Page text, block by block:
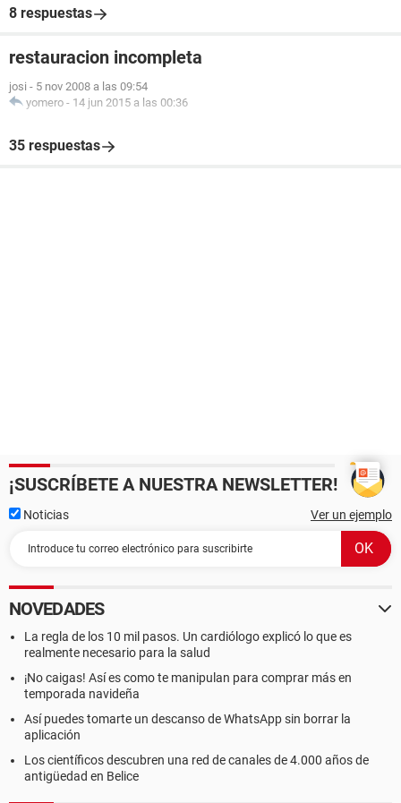
8 respuestas
restauracion incompleta
josi - 5 nov 2008 a las 09:54
yomero - 14 jun 2015 a las 00:36
35 respuestas
¡SUSCRÍBETE A NUESTRA NEWSLETTER!
Noticias Ver un ejemplo
NOVEDADES
La regla de los 10 mil pasos. Un cardiólogo explicó lo que es
realmente necesario para la salud
¡No caigas! Así es como te manipulan para comprar más en
temporada navideña
Así puedes tomarte un descanso de WhatsApp sin borrar la
aplicación
Los científicos descubren una red de canales de 4.000 años de
antigüedad en Belice